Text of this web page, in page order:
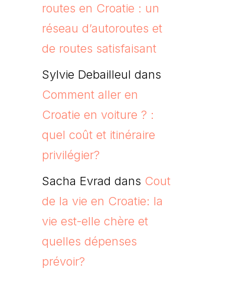
routes en Croatie : un
réseau d’autoroutes et
de routes satisfaisant
Sylvie Debailleul dans
Comment aller en
Croatie en voiture ? :
quel coût et itinéraire
privilégier?
Sacha Evrad dans Cout
de la vie en Croatie: la
vie est-elle chère et
quelles dépenses
prévoir?